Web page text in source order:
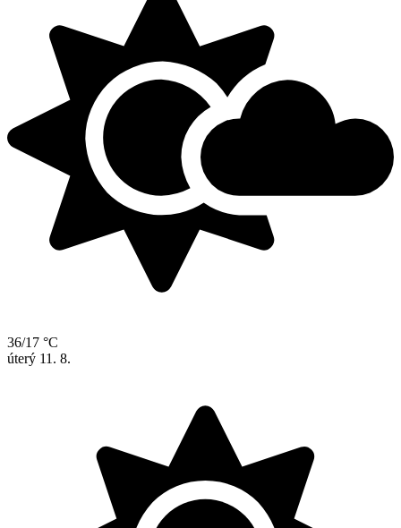
36/17 °C
úterý 11. 8.